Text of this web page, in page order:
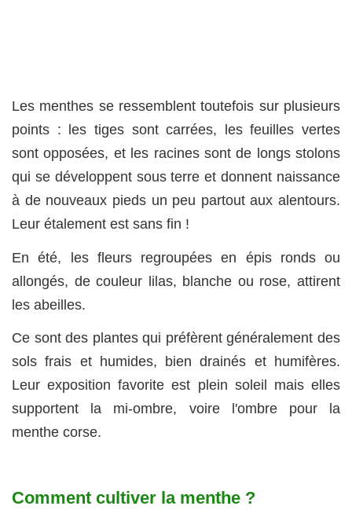
Les menthes se ressemblent toutefois sur plusieurs
points : les tiges sont carrées, les feuilles vertes
sont opposées, et les racines sont de longs stolons
qui se développent sous terre et donnent naissance
à de nouveaux pieds un peu partout aux alentours.
Leur étalement est sans fin !
En été, les fleurs regroupées en épis ronds ou
allongés, de couleur lilas, blanche ou rose, attirent
les abeilles.
Ce sont des plantes qui préfèrent généralement des
sols frais et humides, bien drainés et humifères.
Leur exposition favorite est plein soleil mais elles
supportent la mi-ombre, voire l'ombre pour la
menthe corse.
Comment cultiver la menthe ?